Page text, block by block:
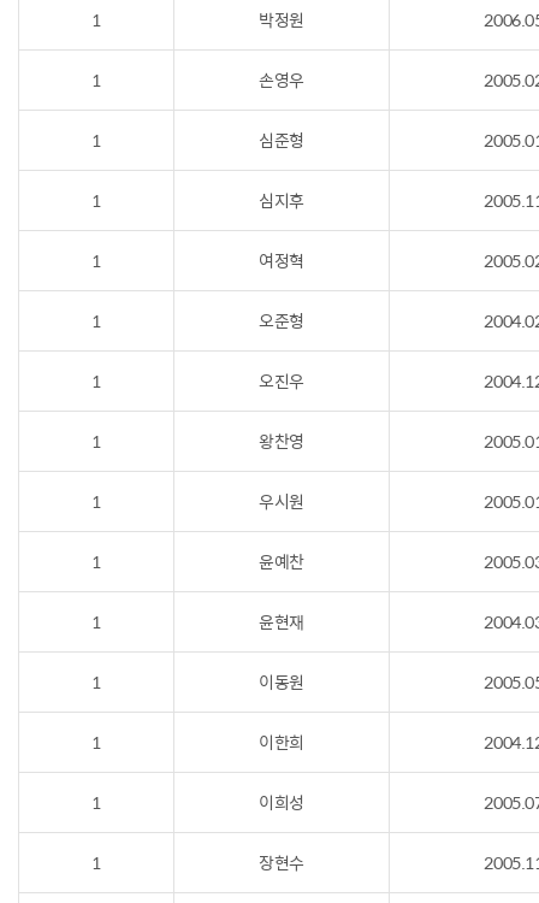
1 박정원
1 손영우
1 심준형
1 심지후
1 여정혁
1 오준형
1 오진우
1 왕찬영
1 우시원
1 윤예찬
1 윤현재
1 이동원
1 이한희
1 이희성
1 장현수